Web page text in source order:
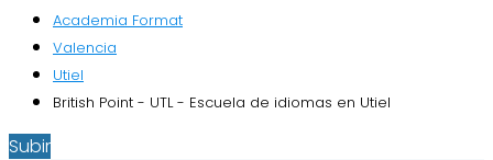
Academia Format
Valencia
Utiel
British Point - UTL - Escuela de idiomas en Utiel
Subir